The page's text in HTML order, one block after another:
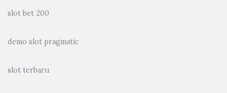
slot bet 200
demo slot pragmatic
slot terbaru